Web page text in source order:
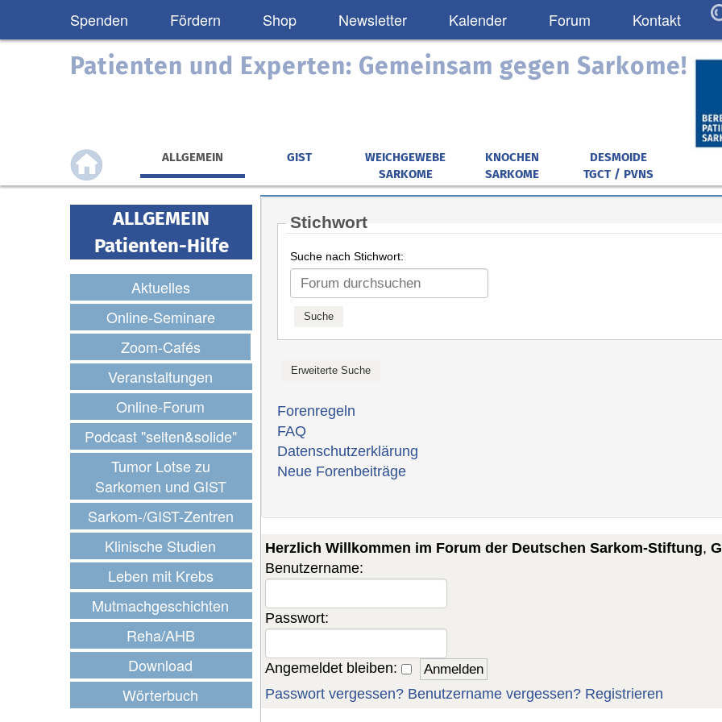
Spenden Fördern Shop Newsletter Kalender Forum Kontakt
Patienten und Experten: Gemeinsam gegen Sarkome!
ALLGEMEIN GIST
WEICHGEWEBE
SARKOME
KNOCHEN
SARKOME
DESMOIDE
TGCT / PVNS
ALLGEMEIN
Patienten-Hilfe
Aktuelles
Online-Seminare
Zoom-Cafés
Veranstaltungen
Online-Forum
Podcast "selten&solide"
Tumor Lotse zu
Sarkomen und GIST
Sarkom-/GIST-Zentren
Klinische Studien
Leben mit Krebs
Mutmachgeschichten
Reha/AHB
Download
Wörterbuch
Stichwort
Suche nach Stichwort:
Forenregeln
FAQ
Datenschutzerklärung
Neue Forenbeiträge
Herzlich Willkommen im Forum der Deutschen Sarkom-Stiftung,
Benutzername:
Passwort:
Angemeldet bleiben:
Passwort vergessen? Benutzername vergessen? Registrieren